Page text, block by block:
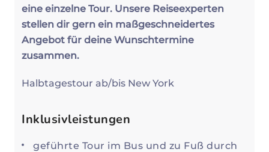
eine einzelne Tour. Unsere Reiseexperten
stellen dir gern ein maßgeschneidertes
Angebot für deine Wunschtermine
zusammen.
Halbtagestour ab/bis New York
Inklusivleistungen
geführte Tour im Bus und zu Fuß durch